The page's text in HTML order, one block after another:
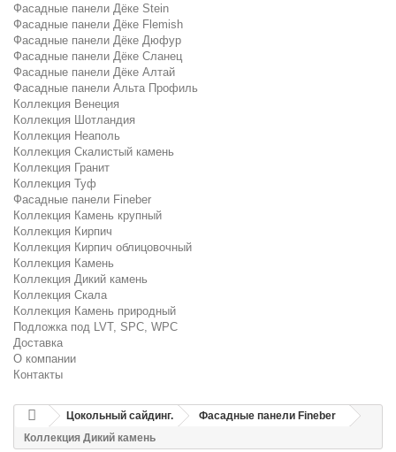
Фасадные панели Дёке Stein
Фасадные панели Дёке Flemish
Фасадные панели Дёке Дюфур
Фасадные панели Дёке Сланец
Фасадные панели Дёке Алтай
Фасадные панели Альта Профиль
Коллекция Венеция
Коллекция Шотландия
Коллекция Неаполь
Коллекция Скалистый камень
Коллекция Гранит
Коллекция Туф
Фасадные панели Fineber
Коллекция Камень крупный
Коллекция Кирпич
Коллекция Кирпич облицовочный
Коллекция Камень
Коллекция Дикий камень
Коллекция Скала
Коллекция Камень природный
Подложка под LVT, SPC, WPC
Доставка
О компании
Контакты
Цокольный сайдинг.
Фасадные панели Fineber
Коллекция Дикий камень